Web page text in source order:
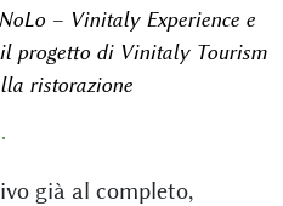
– Vinitaly Experience e
progetto di Vinitaly Tourism
ristorazione
già al completo,